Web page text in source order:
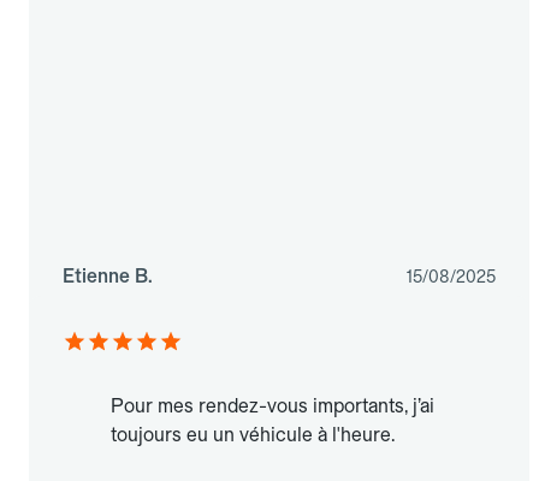
Etienne B. 15/08/2025
Pour mes rendez-vous importants, j’ai
toujours eu un véhicule à l'heure.